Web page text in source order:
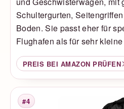
Schultergurten,
Boden. Sie passt eher für
Flughafen als für sehr
PREIS BEI AMAZON PRÜFEN
Platzierung
#4